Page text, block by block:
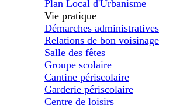
Plan Local d'Urbanisme
Vie pratique
Démarches administratives
Relations de bon voisinage
Salle des fêtes
Groupe scolaire
Cantine périscolaire
Garderie périscolaire
Centre de loisirs